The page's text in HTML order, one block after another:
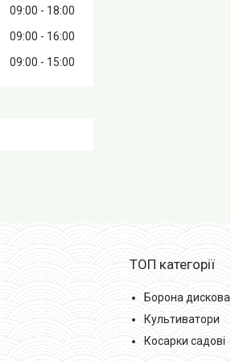
09:00
18:00
09:00
16:00
09:00 15:00
ТОП категорії
Борона дискова
Культиватори
Косарки садові